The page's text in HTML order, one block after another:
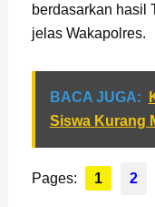
berdasarkan hasil
jelas Wakapolres.
BACA JUGA:
Siswa Kurang
Pages: 1 2